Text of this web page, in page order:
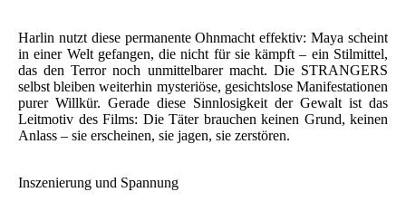
Harlin nutzt diese permanente Ohnmacht effektiv: Maya scheint
in einer Welt gefangen, die nicht für sie kämpft – ein Stilmittel,
das den Terror noch unmittelbarer macht. Die STRANGERS
selbst bleiben weiterhin mysteriöse, gesichtslose Manifestationen
purer Willkür. Gerade diese Sinnlosigkeit der Gewalt ist das
Leitmotiv des Films: Die Täter brauchen keinen Grund, keinen
Anlass – sie erscheinen, sie jagen, sie zerstören.
Inszenierung und Spannung